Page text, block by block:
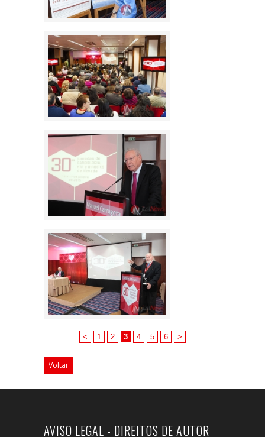
< 1 2 3 4 5 6 >
Voltar
AVISO LEGAL - DIREITOS DE AUTOR